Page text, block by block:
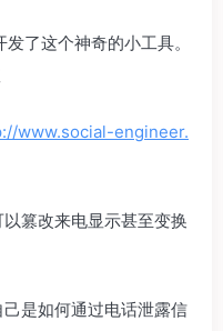
了这个神奇的小工具。
www.social-engineer.
篡改来电显示甚至变换
是如何通过电话泄露信